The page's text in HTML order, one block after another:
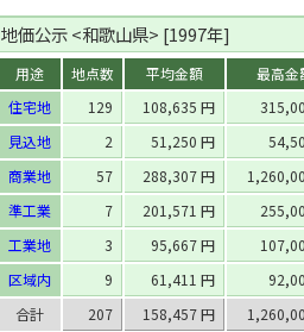
地価公示 <和歌山県> [1997年]
用途 地点数 平均金額
最高金
住宅地
129 108,635 円
見込地
2 51,250 円
商業地
57 288,307 円
準工業
7 201,571 円
工業地
3 95,667 円
区域内
9 61,411 円
合計
207 158,457 円